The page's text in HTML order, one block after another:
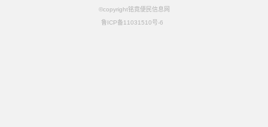
©copyright铭竟便民信息网
鲁ICP备11031510号-6